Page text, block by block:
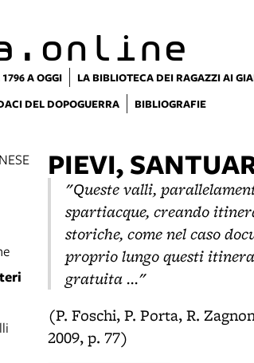
A OGGI LA BIBLIOTECA DEI RAGAZZI AI
DEL DOPOGUERRA BIBLIOGRAFIE
PIEVI,
"Queste valli,
spartiacque, creando
storiche, come nel caso
proprio lungo questi
gratuita ..."
(P. Foschi, P. Porta, R.
2009, p. 77)